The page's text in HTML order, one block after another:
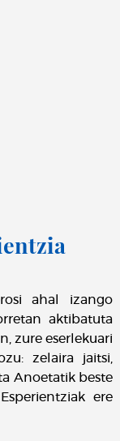
ahal izango
aktibatuta
zure eserlekuari
zelaira jaitsi,
Anoetatik beste
ere